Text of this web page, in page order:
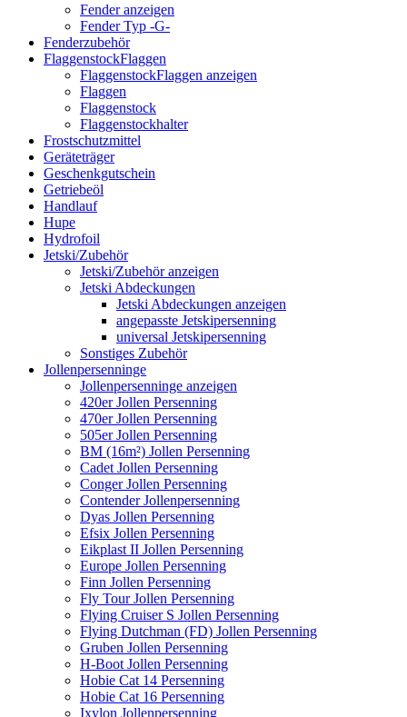
Fender anzeigen
Fender Typ -G-
Fenderzubehör
FlaggenstockFlaggen
FlaggenstockFlaggen anzeigen
Flaggen
Flaggenstock
Flaggenstockhalter
Frostschutzmittel
Geräteträger
Geschenkgutschein
Getriebeöl
Handlauf
Hupe
Hydrofoil
Jetski/Zubehör
Jetski/Zubehör anzeigen
Jetski Abdeckungen
Jetski Abdeckungen anzeigen
angepasste Jetskipersenning
universal Jetskipersenning
Sonstiges Zubehör
Jollenpersenninge
Jollenpersenninge anzeigen
420er Jollen Persenning
470er Jollen Persenning
505er Jollen Persenning
BM (16m²) Jollen Persenning
Cadet Jollen Persenning
Conger Jollen Persenning
Contender Jollenpersenning
Dyas Jollen Persenning
Efsix Jollen Persenning
Eikplast II Jollen Persenning
Europe Jollen Persenning
Finn Jollen Persenning
Fly Tour Jollen Persenning
Flying Cruiser S Jollen Persenning
Flying Dutchman (FD) Jollen Persenning
Gruben Jollen Persenning
H-Boot Jollen Persenning
Hobie Cat 14 Persenning
Hobie Cat 16 Persenning
Ixylon Jollenpersenning